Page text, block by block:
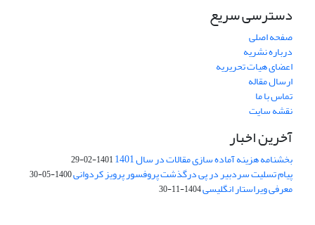
دسترسی سریع
صفحه اصلی
درباره نشریه
اعضای هیات تحریریه
ارسال مقاله
تماس با ما
نقشه سایت
آخرین اخبار
بخشنامه هزینه آماده سازی مقالات در سال 1401 1401-02-29
پیام تسلیت سردبیر در پی درگذشت پروفسور پرویز کردوانی1400-05-30
معرفی ویراستار انگلیسی1404-11-30